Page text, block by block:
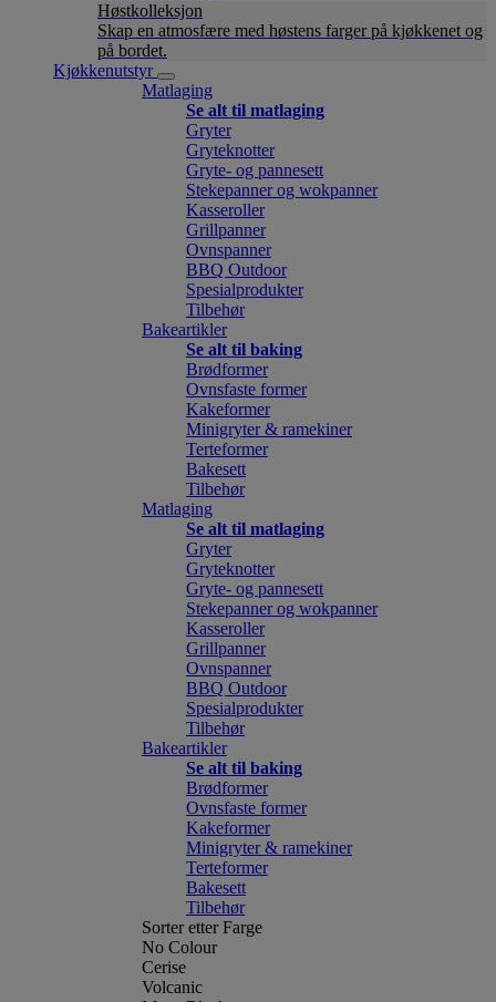
Høstkolleksjon
Skap en atmosfære med høstens farger på kjøkkenet og
på bordet.
Kjøkkenutstyr
Matlaging
Se alt til matlaging
Gryter
Gryteknotter
Gryte- og pannesett
Stekepanner og wokpanner
Kasseroller
Grillpanner
Ovnspanner
BBQ Outdoor
Spesialprodukter
Tilbehør
Bakeartikler
Se alt til baking
Brødformer
Ovnsfaste former
Kakeformer
Minigryter & ramekiner
Terteformer
Bakesett
Tilbehør
Matlaging
Se alt til matlaging
Gryter
Gryteknotter
Gryte- og pannesett
Stekepanner og wokpanner
Kasseroller
Grillpanner
Ovnspanner
BBQ Outdoor
Spesialprodukter
Tilbehør
Bakeartikler
Se alt til baking
Brødformer
Ovnsfaste former
Kakeformer
Minigryter & ramekiner
Terteformer
Bakesett
Tilbehør
Sorter etter Farge
No Colour
Cerise
Volcanic